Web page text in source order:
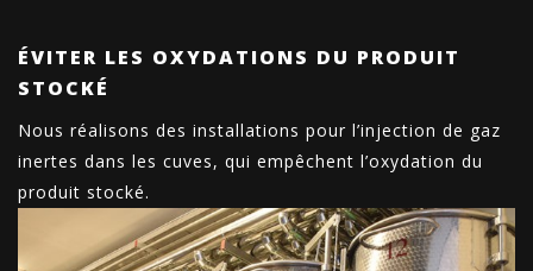
ÉVITER LES OXYDATIONS DU PRODUIT
STOCKÉ
Nous réalisons des installations pour l’injection de gaz
inertes dans les cuves, qui empêchent l’oxydation du
produit stocké.